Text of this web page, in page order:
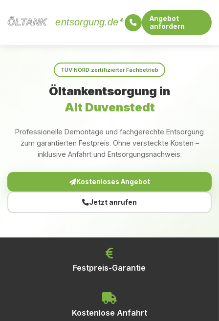
ÖLTANK
ÖLTANK entsorgung.de
Angebot
anfordern
TÜV NORD zertifizierter Fachbetrieb
Öltankentsorgung in
Alt Duvenstedt
Professionelle Demontage und fachgerechte Entsorgung
zum garantierten Festpreis. Ohne versteckte Kosten –
inklusive Anfahrt und Entsorgungsnachweis.
Kostenloses Angebot
Jetzt anrufen
Festpreis-Garantie
Kostenlose Anfahrt